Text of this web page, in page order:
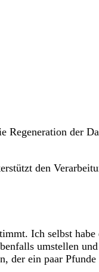
Regeneration der
den
Ich selbst
umstellen
der ein paar